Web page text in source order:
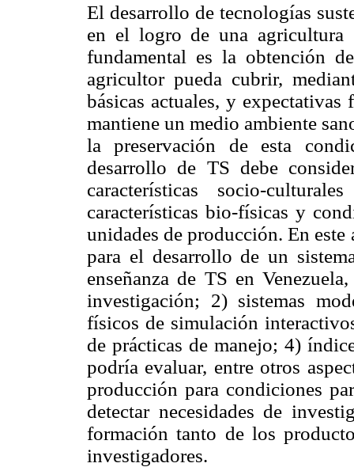
El desarrollo de tecnologías
en el logro de una
fundamental es la obtención
agricultor pueda cubrir,
básicas actuales, y
mantiene un medio ambiente
la preservación de esta
desarrollo de TS debe
características socio-
características bio-físicas y
unidades de producción. En
para el desarrollo de un
enseñanza de TS en
investigación; 2) sistemas
físicos de simulación
de prácticas de manejo; 4)
podría evaluar, entre otros
producción para condiciones
detectar necesidades de
formación tanto de los
investigadores.